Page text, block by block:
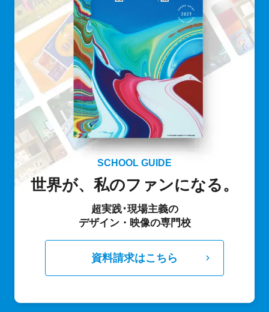
SCHOOL GUIDE
世界が、私のファンになる。
超実践･現場主義の
デザイン・映像の専門校
資料請求はこちら